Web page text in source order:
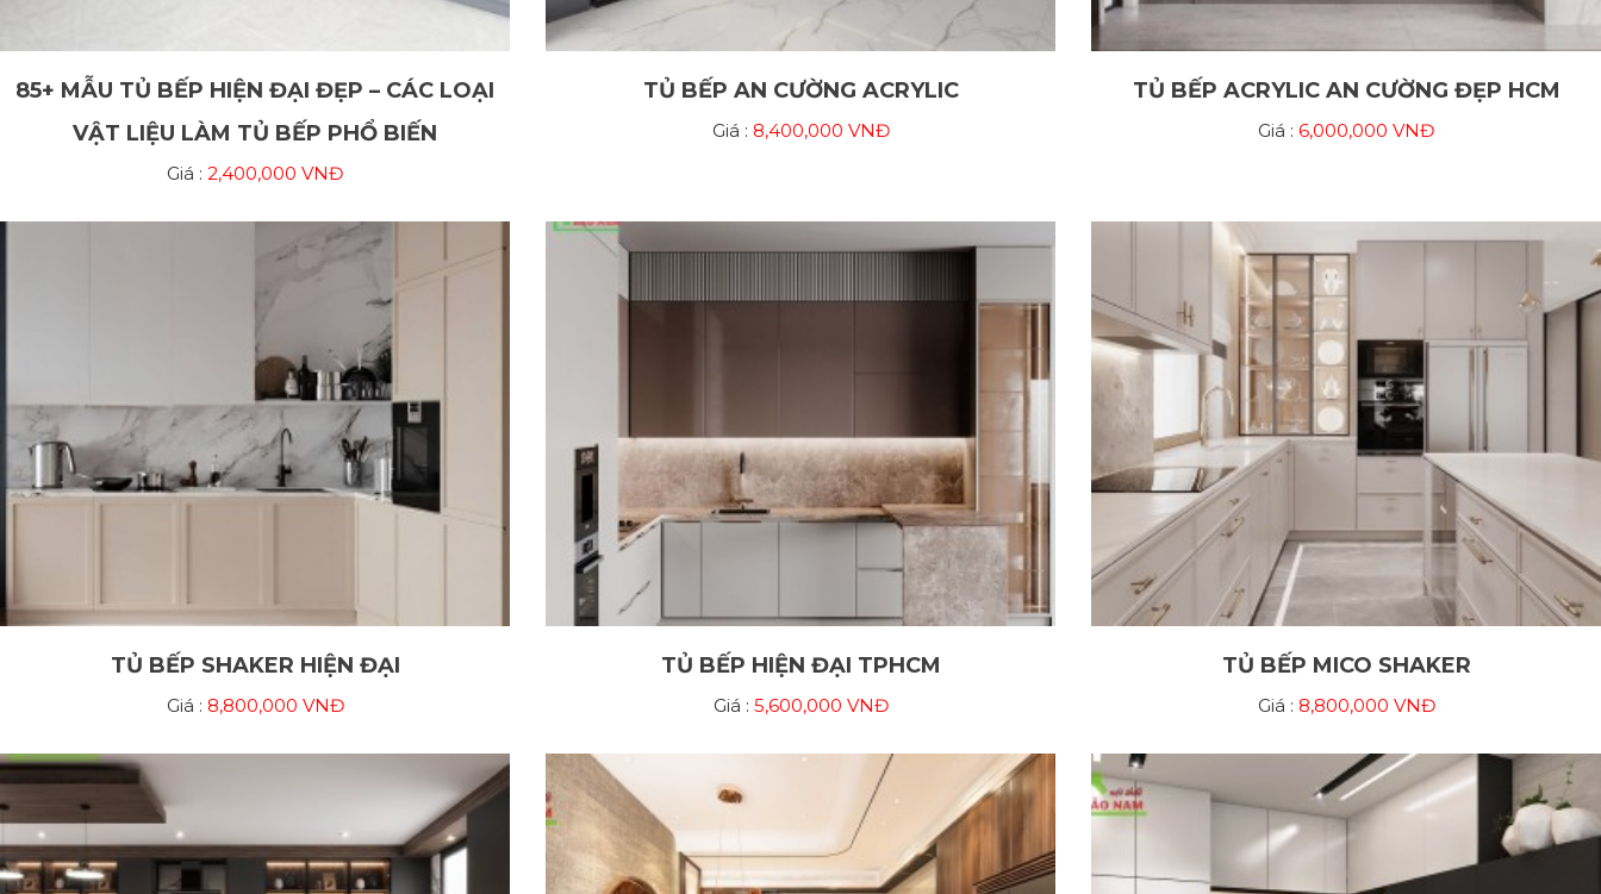
85+ MẪU TỦ BẾP HIỆN ĐẠI ĐẸP – CÁC LOẠI
VẬT LIỆU LÀM TỦ BẾP PHỔ BIẾN
Giá : 2,400,000 VNĐ
TỦ BẾP AN CƯỜNG ACRYLIC
Giá : 8,400,000 VNĐ
TỦ BẾP ACRYLIC AN CƯỜNG ĐẸP HCM
Giá : 6,000,000 VNĐ
TỦ BẾP SHAKER HIỆN ĐẠI
Giá : 8,800,000 VNĐ
TỦ BẾP HIỆN ĐẠI TPHCM
Giá : 5,600,000 VNĐ
TỦ BẾP MICO SHAKER
Giá : 8,800,000 VNĐ